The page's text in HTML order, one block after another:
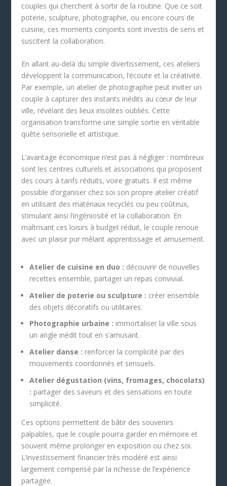
couples qui cherchent à sortir de la routine. Que ce soit
poterie, sculpture, photographie, ou encore cours de
cuisine, ces moments conjoints sont investis de sens et
suscitent la collaboration.
En allant au-delà du simple divertissement, ces ateliers
développent la communication, l’écoute et la créativité.
Par exemple, un atelier de photographie peut inviter un
couple à capturer des instants inédits au cœur de leur
ville, révélant des lieux insolites oubliés. Cette
organisation transforme une simple sortie en véritable
quête sensorielle et artistique.
L’avantage économique n’est pas à négliger : nombreux
sont les centres culturels et associations qui proposent
des cours à tarifs réduits, voire gratuits. Il est même
possible d’organiser chez soi son propre atelier créatif
en utilisant des matériaux recyclés ou peu coûteux,
stimulant ainsi l’ingéniosité et la collaboration. En
maîtrisant ces loisirs à budget réduit, le couple renoue
avec un plaisir pur mêlant apprentissage et amusement.
Atelier de cuisine en duo : découvrir de nouvelles
recettes ensemble, partager un repas convivial.
Atelier de poterie ou sculpture : créer ensemble
des objets décoratifs ou utilitaires.
Photographie urbaine : immortaliser la ville sous
un angle inédit tout en s’amusant.
Atelier danse : renforcer la complicité par des
mouvements coordonnés et sensuels.
Atelier dégustation (vins, fromages, chocolats)
: partager des saveurs et des sensations en toute
simplicité.
Ces options permettent de bâtir des souvenirs
palpables, que le couple pourra garder en mémoire et
souvent même prolonger en exposition ou chez soi.
L’investissement financier très modéré est ainsi
largement compensé par la richesse de l’expérience
partagée.